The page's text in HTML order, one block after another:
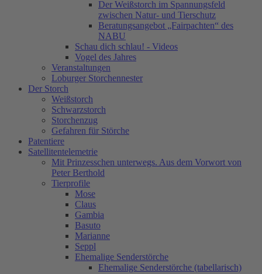
Der Weißstorch im Spannungsfeld
zwischen Natur- und Tierschutz
Beratungsangebot „Fairpachten“ des
NABU
Schau dich schlau! - Videos
Vogel des Jahres
Veranstaltungen
Loburger Storchennester
Der Storch
Weißstorch
Schwarzstorch
Storchenzug
Gefahren für Störche
Patentiere
Satellitentelemetrie
Mit Prinzesschen unterwegs. Aus dem Vorwort von
Peter Berthold
Tierprofile
Mose
Claus
Gambia
Basuto
Marianne
Seppl
Ehemalige Senderstörche
Ehemalige Senderstörche (tabellarisch)